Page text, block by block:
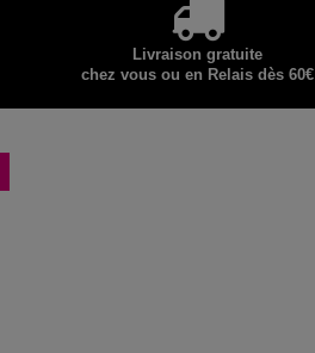
Livraison gratuite
chez vous ou en Relais dès 60€